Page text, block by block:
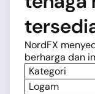
NordFX
berharga dan
Kategori
Logam